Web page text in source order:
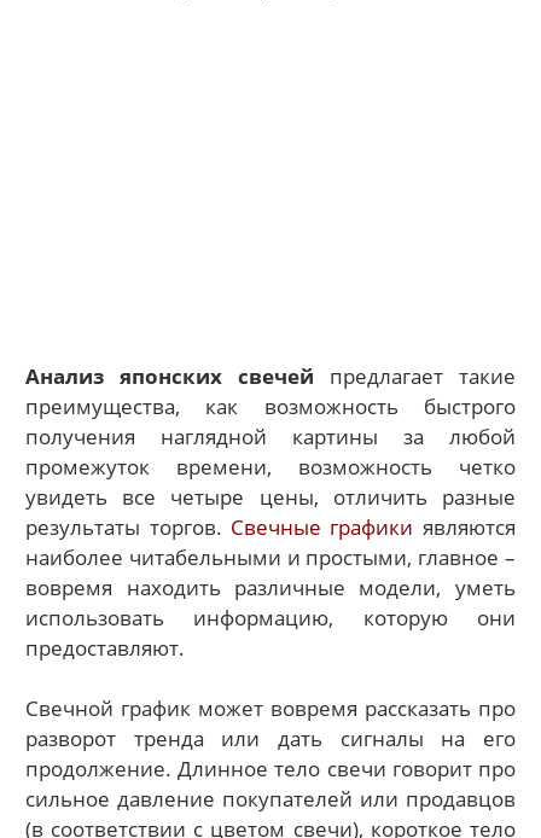
Анализ японских свечей предлагает такие
преимущества, как возможность быстрого
получения наглядной картины за любой
промежуток времени, возможность четко
увидеть все четыре цены, отличить разные
результаты торгов. Свечные графики являются
наиболее читабельными и простыми, главное –
вовремя находить различные модели, уметь
использовать информацию, которую они
предоставляют.
Свечной график может вовремя рассказать про
разворот тренда или дать сигналы на его
продолжение. Длинное тело свечи говорит про
сильное давление покупателей или продавцов
(в соответствии с цветом свечи), короткое тело